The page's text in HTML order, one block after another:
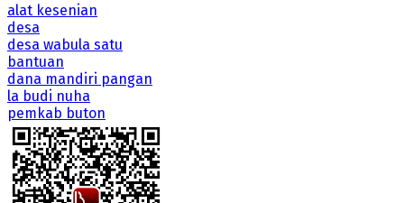
alat kesenian
desa
desa wabula satu
bantuan
dana mandiri pangan
la budi nuha
pemkab buton